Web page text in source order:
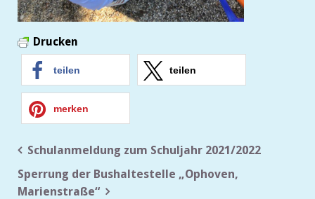
Drucken
teilen teilen
merken
Beitragsnavigation
Schulanmeldung zum Schuljahr 2021/2022
Sperrung der Bushaltestelle „Ophoven,
Marienstraße“